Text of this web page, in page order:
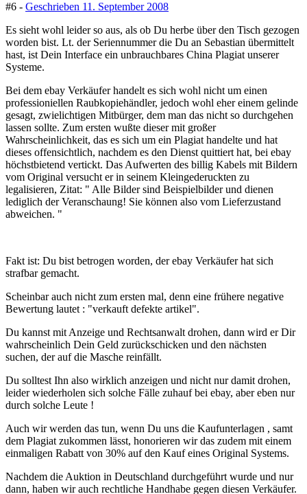
#6 - Geschrieben 11. September 2008
Es sieht wohl leider so aus, als ob Du herbe über den Tisch gezogen
worden bist. Lt. der Seriennummer die Du an Sebastian übermittelt
hast, ist Dein Interface ein unbrauchbares China Plagiat unserer
Systeme.
Bei dem ebay Verkäufer handelt es sich wohl nicht um einen
professioniellen Raubkopiehändler, jedoch wohl eher einem gelinde
gesagt, zwielichtigen Mitbürger, dem man das nicht so durchgehen
lassen sollte. Zum ersten wußte dieser mit großer
Wahrscheinlichkeit, das es sich um ein Plagiat handelte und hat
dieses offensichtlich, nachdem es den Dienst quittiert hat, bei ebay
höchstbietend vertickt. Das Aufwerten des billig Kabels mit Bildern
vom Original versucht er in seinem Kleingederuckten zu
legalisieren, Zitat: " Alle Bilder sind Beispielbilder und dienen
lediglich der Veranschaung! Sie können also vom Lieferzustand
abweichen. "
Fakt ist: Du bist betrogen worden, der ebay Verkäufer hat sich
strafbar gemacht.
Scheinbar auch nicht zum ersten mal, denn eine frühere negative
Bewertung lautet : "verkauft defekte artikel".
Du kannst mit Anzeige und Rechtsanwalt drohen, dann wird er Dir
wahrscheinlich Dein Geld zurückschicken und den nächsten
suchen, der auf die Masche reinfällt.
Du solltest Ihn also wirklich anzeigen und nicht nur damit drohen,
leider wiederholen sich solche Fälle zuhauf bei ebay, aber eben nur
durch solche Leute !
Auch wir werden das tun, wenn Du uns die Kaufunterlagen , samt
dem Plagiat zukommen lässt, honorieren wir das zudem mit einem
einmaligen Rabatt von 30% auf den Kauf eines Original Systems.
Nachdem die Auktion in Deutschland durchgeführt wurde und nur
dann, haben wir auch rechtliche Handhabe gegen diesen Verkäufer.